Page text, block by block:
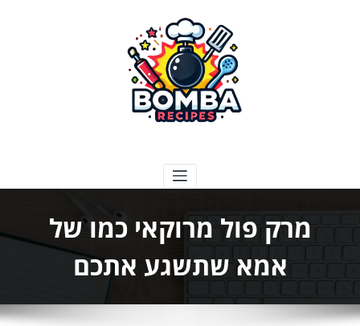
מרק פול מרוקאי כמו של
אמא שתשגע אתכם